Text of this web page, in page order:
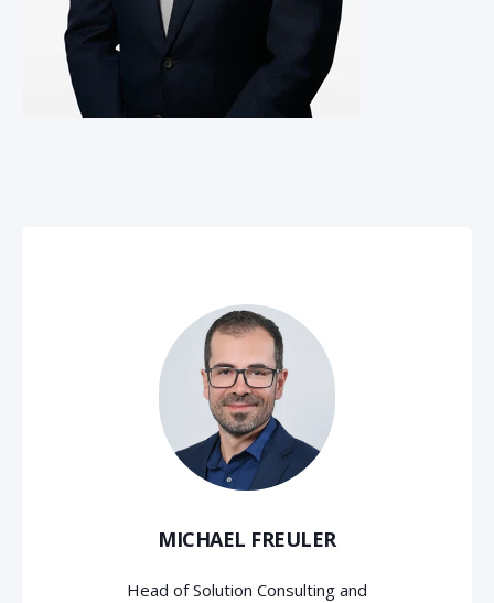
MICHAEL FREULER
Head of Solution Consulting and